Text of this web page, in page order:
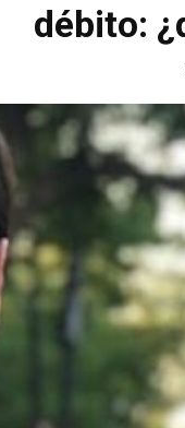
débito: